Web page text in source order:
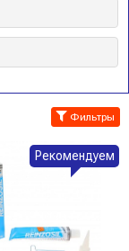
Фильтры
Рекомендуем